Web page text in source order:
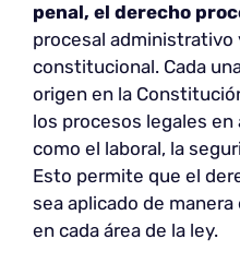
penal, el derecho
procesal administrativo
constitucional. Cada
origen en la
los procesos legales
como el laboral, la
Esto permite que el
sea aplicado de
en cada área de la ley.